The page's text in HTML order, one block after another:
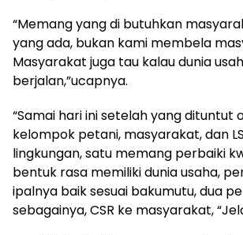
“Memang yang di butuhkan
yang ada, bukan kami membela
Masyarakat juga tau kalau dunia
berjalan,”ucapnya.
“Samai hari ini setelah yang dituntut
kelompok petani, masyarakat, dan
lingkungan, satu memang perbaiki
bentuk rasa memiliki dunia usaha,
ipalnya baik sesuai bakumutu, dua
sebagainya, CSR ke masyarakat,